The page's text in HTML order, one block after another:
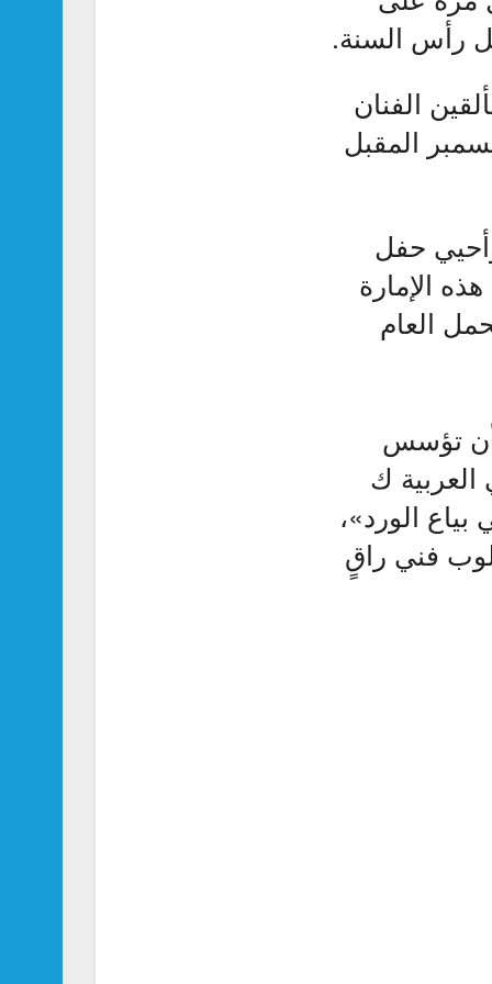
رأس السنة.
الفنان
والفنانة أصيل هميم، وذلك يوم السبت 31 ديسمبر المقبل
حفل
الإمارة
العام
أن تؤسس
العربية ك
الورد»،
فني راقٍ